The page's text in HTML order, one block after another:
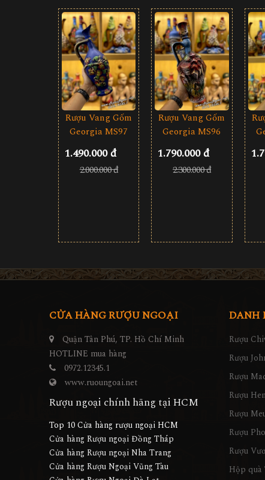
Rượu Vang Gốm
Georgia MS97
1.490.000 đ
2.000.000 đ
Rượu Vang Gốm
Georgia MS96
1.790.000 đ
2.300.000 đ
CỬA HÀNG RƯỢU NGOẠI
Quận Tân Phú, TP. Hồ Chí Minh
HOTLINE mua hàng
0972.12345.1
www.ruoungoai.net
Rượu ngoại chính hãng tại HCM
Top 10 Cửa hàng rượu ngoại HCM
Cửa hàng Rượu ngoại Đồng Tháp
Cửa hàng Rượu ngoại Nha Trang
Cửa hàng Rượu Ngoại Vũng Tàu
DANH
Rượu
Rượu
Rượu
Rượu
Rượu
Rượu
Rượu
Hộp quà